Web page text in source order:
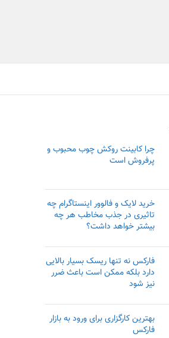
چرا کابینت روکش چوب محبوب و
پرفروش است
خرید لایک و فالوور اینستاگرام چه
تاثیری در جذب مخاطب هر چه
بیشتر خواهد داشت؟
فارکس نه تنها ریسک بسیار بالایی
دارد بلکه ممکن است باعث ضرر
نیز شود
بهترین کارگزاری برای ورود به بازار
فارکس